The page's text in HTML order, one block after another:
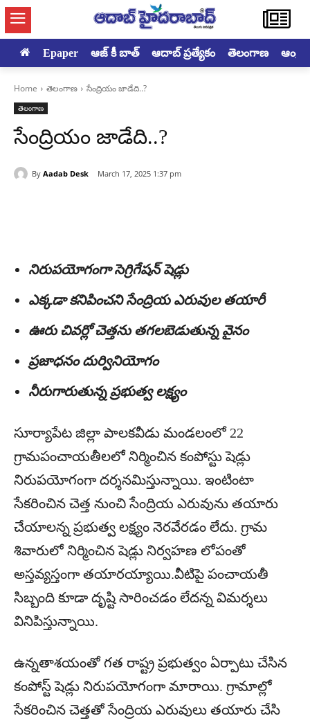
Epaper ఆజ్ కీ బాత్ ఆదాబ్ ప్రత్యేకం తెలంగాణ
Home తెలంగాణ సేంద్రియం జాడేది..?
తెలంగాణ
సేంద్రియం జాడేది..?
By Aadab Desk March 17, 2025 1:37 pm
నిరుపయోగంగా సెగ్రిగేషన్‌ షెడ్లు
ఎక్కడా కనిపించని సేంద్రియ ఎరువుల తయారీ
ఊరు చివర్లో చెత్తను తగలబెడుతున్న వైనం
ప్రజాధనం దుర్వినియోగం
నీరుగారుతున్న ప్రభుత్వ లక్ష్యం
సూర్యాపేట జిల్లా పాలకవీడు మండలంలో 22
గ్రామపంచాయతీలలో నిర్మించిన కంపోస్టు షెడ్లు
నిరుపయోగంగా దర్శనమిస్తున్నాయి. ఇంటింటా
సేకరించిన చెత్త నుంచి సేంద్రియ ఎరువును తయారు
చేయాలన్న ప్రభుత్వ లక్ష్యం నెరవేరడం లేదు. గ్రామ
శివారులో నిర్మించిన షెడ్లు నిర్వహణ లోపంతో
అస్తవ్యస్తంగా తయారయ్యాయి.వీటిపై పంచాయతీ
సిబ్బంది కూడా దృష్టి సారించడం లేదన్న విమర్శలు
వినిపిస్తున్నాయి.
ఉన్నతాశయంతో గత రాష్ట్ర ప్రభుత్వం ఏర్పాటు చేసిన
కంపోస్ట్‌ షెడ్లు నిరుపయోగంగా మారాయి. గ్రామాల్లో
సేకరించిన చెత్తతో సేంద్రియ ఎరువులు తయారు చేసి